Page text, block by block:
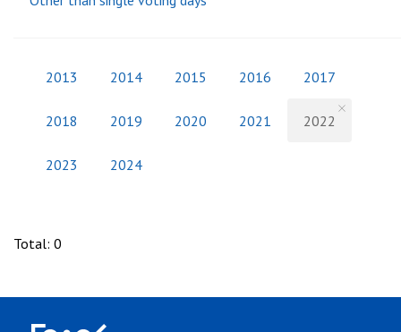
2013 2014 2015 2016 2017
2018 2019 2020 2021 2022
2023 2024
Total: 0